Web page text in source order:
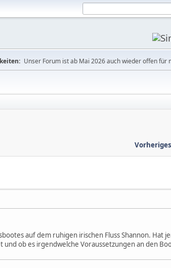
Unser Forum ist ab Mai 2026 auch wieder offen für
auf dem ruhigen irischen Fluss Shannon. Hat
ob es irgendwelche Voraussetzungen an den